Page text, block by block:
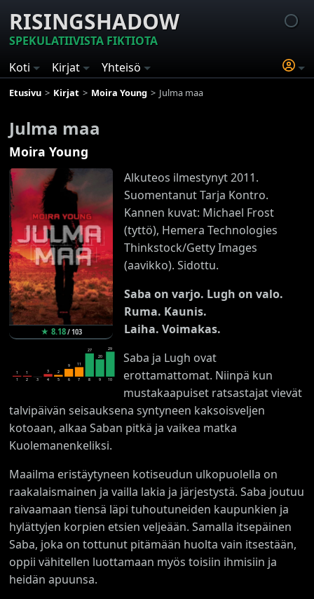
RISINGSHADOW
SPEKULATIIVISTA FIKTIOTA
Koti
Kirjat Yhteisö
Etusivu Kirjat Moira Young Julma maa
Julma maa
Moira Young
★ 8.18/103
1
1
1
2
3
3
4
2
5
9
6
11
7
27
8
20
9
29
10
Alkuteos ilmestynyt 2011.
Suomentanut Tarja Kontro.
Kannen kuvat: Michael Frost
(tyttö), Hemera Technologies
Thinkstock/Getty Images
(aavikko). Sidottu.
Saba on varjo. Lugh on valo.
Ruma. Kaunis.
Laiha. Voimakas.
Saba ja Lugh ovat
erottamattomat. Niinpä kun
mustakaapuiset ratsastajat vievät
talvipäivän seisauksena syntyneen kaksoisveljen
kotoaan, alkaa Saban pitkä ja vaikea matka
Kuolemanenkeliksi.
Maailma eristäytyneen kotiseudun ulkopuolella on
raakalaismainen ja vailla lakia ja järjestystä. Saba joutuu
raivaamaan tiensä läpi tuhoutuneiden kaupunkien ja
hylättyjen korpien etsien veljeään. Samalla itsepäinen
Saba, joka on tottunut pitämään huolta vain itsestään,
oppii vähitellen luottamaan myös toisiin ihmisiin ja
heidän apuunsa.